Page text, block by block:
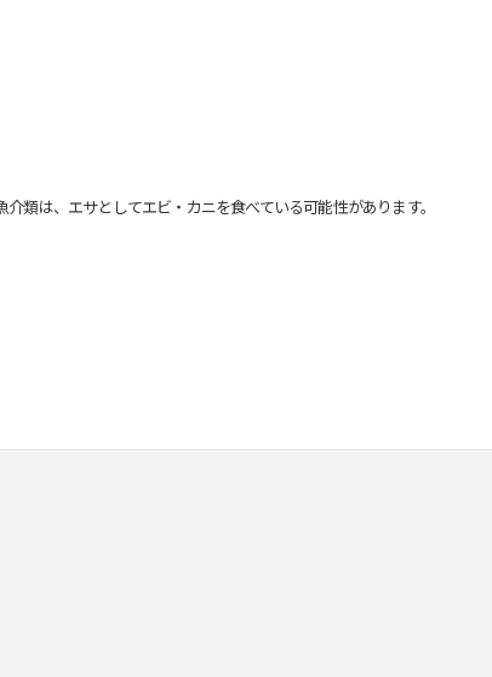
類は、エサとしてエビ・カニを食べている可能性があります。